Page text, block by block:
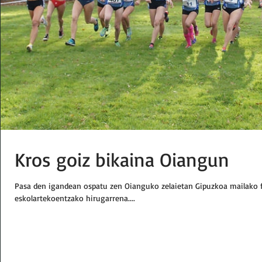
Kros goiz bikaina Oiangun
Pasa den igandean ospatu zen Oianguko zelaietan Gipuzkoa
eskolartekoentzako hirugarrena....